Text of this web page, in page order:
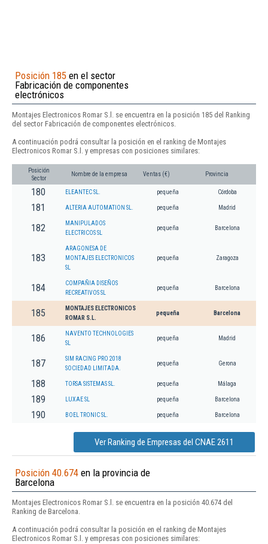
Posición 185 en el sector
Fabricación de componentes
electrónicos
Montajes Electronicos Romar S.l. se encuentra en la posición 185 del Ranking
del sector Fabricación de componentes electrónicos.
A continuación podrá consultar la posición en el ranking de Montajes
Electronicos Romar S.l. y empresas con posiciones similares:
Posición
Sector
Nombre de la empresa Ventas (€) Provincia
180 ELEANTEC SL. pequeña Córdoba
181 ALTERIA AUTOMATION SL. pequeña Madrid
182
MANIPULADOS
ELECTRICOS SL
pequeña Barcelona
183
ARAGONESA DE
MONTAJES ELECTRONICOS
SL
pequeña Zaragoza
184
COMPAÑIA DISEÑOS
RECREATIVOS SL
pequeña Barcelona
185
MONTAJES ELECTRONICOS
ROMAR S.L.
pequeña Barcelona
186
NAVENTO TECHNOLOGIES
SL
pequeña Madrid
187
SIM RACING PRO 2018
SOCIEDAD LIMITADA.
pequeña Gerona
188 TORSA SISTEMAS SL. pequeña Málaga
189 LUXAE SL pequeña Barcelona
190 BOEL TRONIC SL. pequeña Barcelona
Ver Ranking de Empresas del CNAE 2611
Posición 40.674 en la provincia de
Barcelona
Montajes Electronicos Romar S.l. se encuentra en la posición 40.674 del
Ranking de Barcelona.
A continuación podrá consultar la posición en el ranking de Montajes
Electronicos Romar S.l. y empresas con posiciones similares: